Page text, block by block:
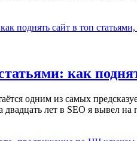
как
одним из самых
лет в SEO я вывел